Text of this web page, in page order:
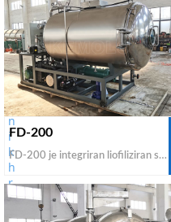
FD-200
FD-200 je integriran liofiliziran stroj za manjšo komercialno proizvodnjo. Prevodni liofilizirani stroj FD-200 je dober za novo zagonsko dejavnost vakuumskega sušenja z zamrzovanjem, ki se uporablja tako za hrano kot za druge tekoče raztopine. KEMOLO je eden najboljših proizvajalcev in dobaviteljev industrijskih liofiliziranih strojev po ugodni ceni za prodajo. Pišite nam za nakup stroja po tovarniško nizki ceni.